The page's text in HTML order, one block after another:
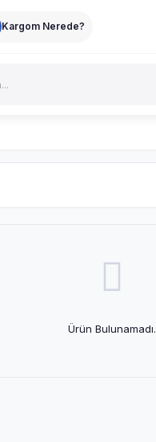
Kargom Nerede?
Ürün Bulunamadı.